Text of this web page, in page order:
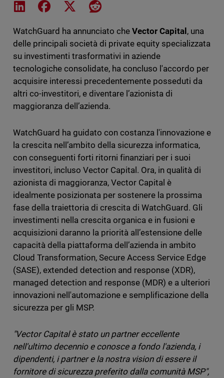
Share on LinkedIn
Share on Facebook
Share on XShare on Reddit
WatchGuard ha annunciato che Vector Capital , una
delle principali società di private equity specializzata
su investimenti trasformativi in aziende
tecnologiche consolidate, ha concluso l'accordo per
acquisire interessi precedentemente posseduti da
altri co-investitori, e diventare l’azionista di
maggioranza dell’azienda.
WatchGuard ha guidato con costanza l'innovazione e
la crescita nell’ambito della sicurezza informatica,
con conseguenti forti ritorni finanziari per i suoi
investitori, incluso Vector Capital. Ora, in qualità di
azionista di maggioranza, Vector Capital è
idealmente posizionata per sostenere la prossima
fase della traiettoria di crescita di WatchGuard. Gli
investimenti nella crescita organica e in fusioni e
acquisizioni daranno la priorità all’estensione delle
capacità della piattaforma dell’azienda in ambito
Cloud Transformation, Secure Access Service Edge
(SASE), extended detection and response (XDR),
managed detection and response (MDR) e a ulteriori
innovazioni nell'automazione e semplificazione della
sicurezza per gli MSP.
"Vector Capital è stato un partner eccellente
nell'ultimo decennio e conosce a fondo l'azienda, i
dipendenti, i partner e la nostra vision di essere il
fornitore di sicurezza preferito dalla comunità MSP",